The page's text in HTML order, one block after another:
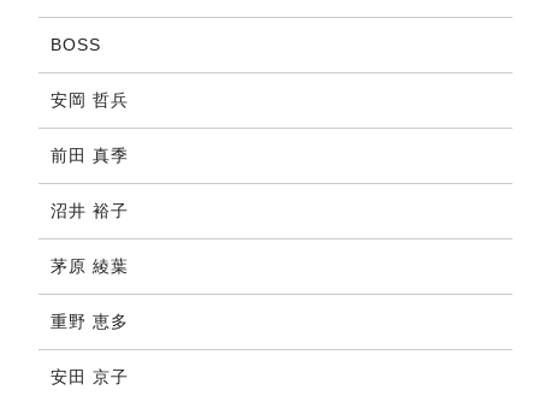
BOSS
安岡 哲兵
前田 真季
沼井 裕子
茅原 綾葉
重野 恵多
安田 京子